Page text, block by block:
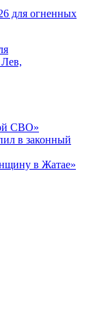
для огненных
СВО»
в законный
в Жатае»